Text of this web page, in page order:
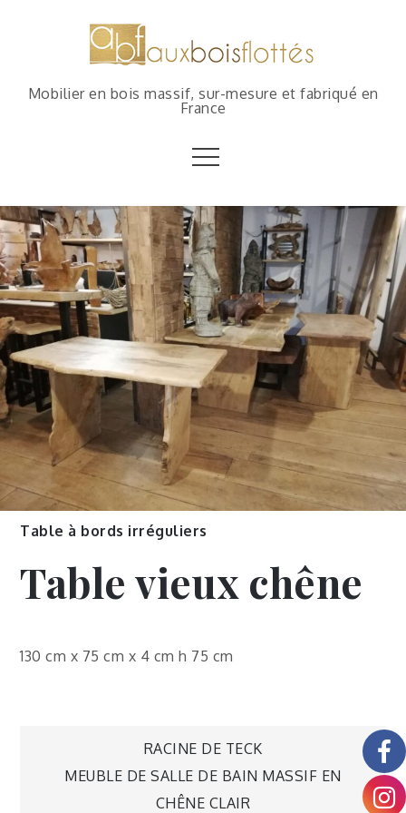
Mobilier en bois massif, sur-mesure et fabriqué en
France
Table à bords irréguliers
Table vieux chêne
130 cm x 75 cm x 4 cm h 75 cm
RACINE DE TECK
MEUBLE DE SALLE DE BAIN MASSIF EN
CHÊNE CLAIR